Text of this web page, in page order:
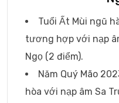
Tuổi Ất Mùi ngũ
tương hợp với nạp
Ngọ (2 điểm).
Năm Quý Mão
hòa với nạp âm Sa